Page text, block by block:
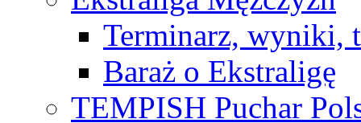
Terminarz, wyniki,
Baraż o Ekstraligę
TEMPISH Puchar